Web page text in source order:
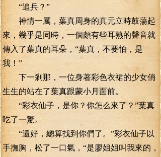
“追兵？”
神情一厲，葉真周身的真元立時鼓蕩起
來，幾乎是同時，一個頗有些耳熟的聲音就
傳入了葉真的耳朵，“葉真，不要怕，是
我！”
下一剎那，一位身著彩色衣裙的少女俏
生生的站在了葉真跟蒙小月面前。
“彩衣仙子，是你？你怎么來了？”葉真
吃了一驚。
“還好，總算找到你們了。”彩衣仙子以
手撫胸，松了一口氣，“是廖姐姐叫我來的，